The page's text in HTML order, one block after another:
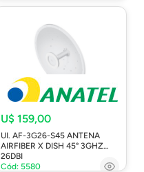
U$ 159,00
UI. AF-3G26-S45 ANTENA
AIRFIBER X DISH 45° 3GHZ
26DBI
Cód: 5580